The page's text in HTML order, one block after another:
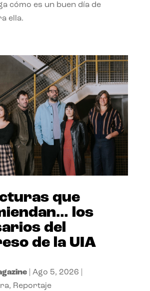
cómo es un buen día de
ella.
que
los
del
de la UIA
| Ago 5, 2026
, Reportaje